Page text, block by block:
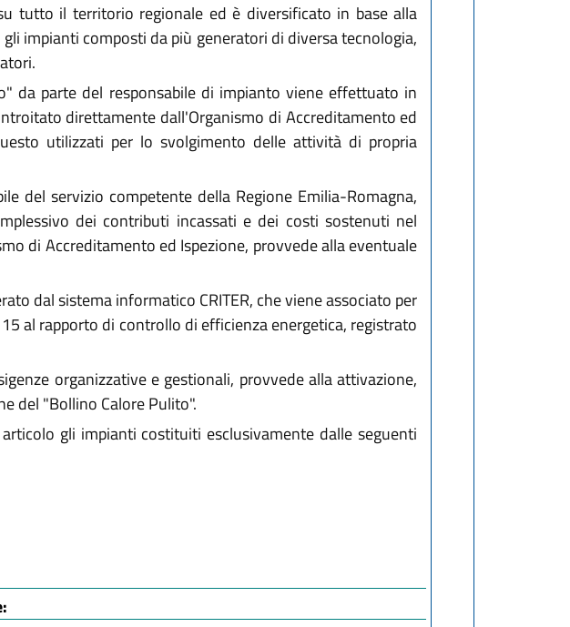
tutto il territorio regionale ed è diversificato in base alla
impianti composti da più generatori di diversa tecnologia,
da parte del responsabile di impianto viene effettuato in
direttamente dall'Organismo di Accreditamento ed
utilizzati per lo svolgimento delle attività di propria
del servizio competente della Regione Emilia-Romagna,
dei contributi incassati e dei costi sostenuti nel
di Accreditamento ed Ispezione, provvede alla eventuale
dal sistema informatico CRITER, che viene associato per
al rapporto di controllo di efficienza energetica, registrato
organizzative e gestionali, provvede alla attivazione,
del "Bollino Calore Pulito".
gli impianti costituiti esclusivamente dalle seguenti